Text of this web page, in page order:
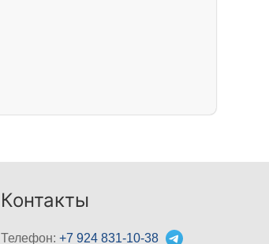
Контакты
Телефон:+7 924 831-10-38